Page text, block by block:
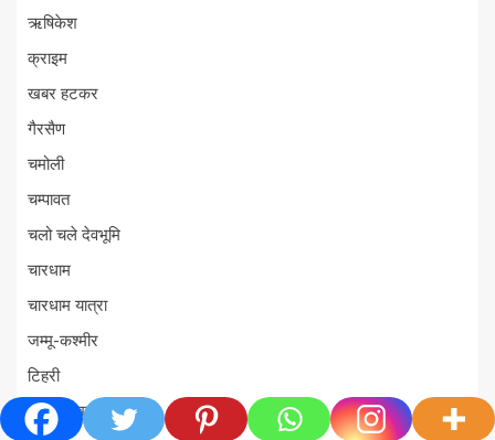
ऋषिकेश
क्राइम
खबर हटकर
गैरसैण
चमोली
चम्पावत
चलो चले देवभूमि
चारधाम
चारधाम यात्रा
जम्मू-कश्मीर
टिहरी
ट्रेंडिंग खबरें